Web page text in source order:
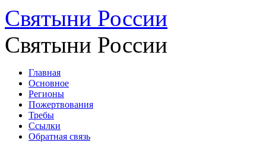
Святыни России
Святыни России
Главная
Основное
Регионы
Пожертвования
Требы
Ссылки
Обратная связь